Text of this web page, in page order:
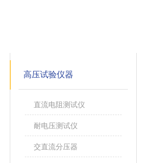
高压试验仪器
直流电阻测试仪
耐电压测试仪
交直流分压器